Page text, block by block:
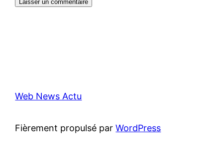
Web News Actu
Fièrement propulsé parWordPress